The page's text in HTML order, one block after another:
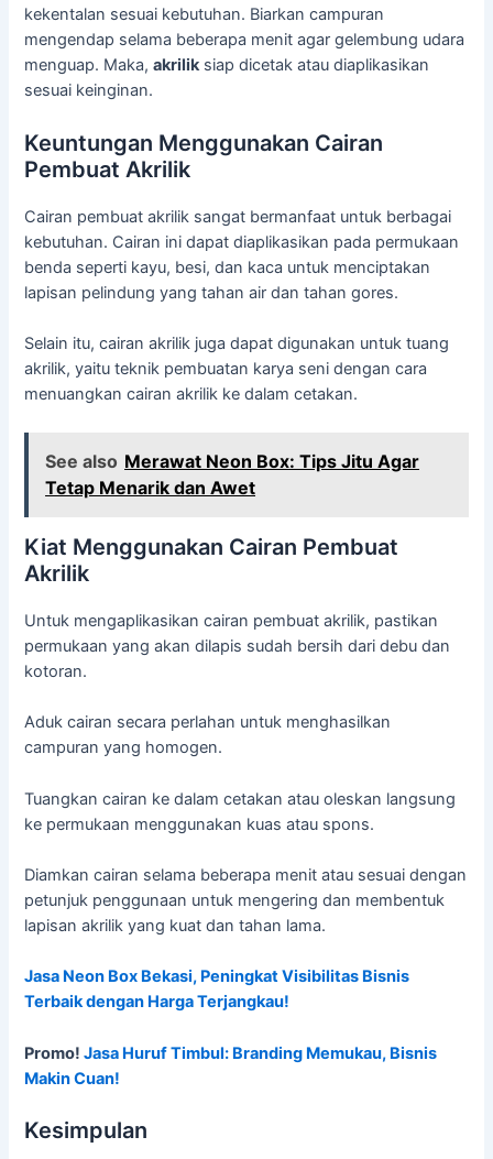
kekentalan sesuai kebutuhan. Biarkan campuran
mengendap selama beberapa menit agar gelembung udara
menguap. Maka,akriliksiap dicetak atau diaplikasikan
sesuai keinginan.
Keuntungan Menggunakan Cairan
Pembuat Akrilik
Cairan pembuat akrilik sangat bermanfaat untuk berbagai
kebutuhan. Cairan ini dapat diaplikasikan pada permukaan
benda seperti kayu, besi, dan kaca untuk menciptakan
lapisan pelindung yang tahan air dan tahan gores.
Selain itu, cairan akrilik juga dapat digunakan untuk tuang
akrilik, yaitu teknik pembuatan karya seni dengan cara
menuangkan cairan akrilik ke dalam cetakan.
See also Merawat Neon Box: Tips Jitu Agar
Tetap Menarik dan Awet
Kiat Menggunakan Cairan Pembuat
Akrilik
Untuk mengaplikasikan cairan pembuat akrilik, pastikan
permukaan yang akan dilapis sudah bersih dari debu dan
kotoran.
Aduk cairan secara perlahan untuk menghasilkan
campuran yang homogen.
Tuangkan cairan ke dalam cetakan atau oleskan langsung
ke permukaan menggunakan kuas atau spons.
Diamkan cairan selama beberapa menit atau sesuai dengan
petunjuk penggunaan untuk mengering dan membentuk
lapisan akrilik yang kuat dan tahan lama.
Jasa Neon Box Bekasi, Peningkat Visibilitas Bisnis
Terbaik dengan Harga Terjangkau!
Promo!Jasa Huruf Timbul: Branding Memukau, Bisnis
Makin Cuan!
Kesimpulan